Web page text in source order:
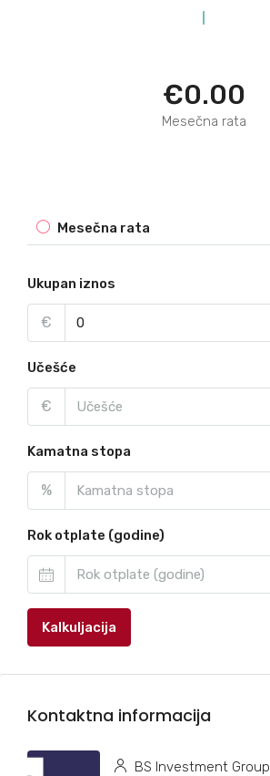
€0.00
Mesečna rata
Mesečna rata
Ukupan iznos
€
Učešće
€
Kamatna stopa
%
Rok otplate (godine)
Kalkuljacija
Kontaktna informacija
BS Investment Group